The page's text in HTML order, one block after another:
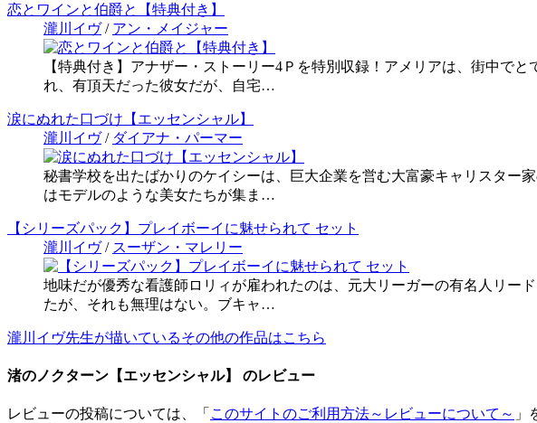
恋とワインと伯爵と【特典付き】
瀧川イヴ/ アン・メイジャー
【特典付き】アナザー・ストーリー4Ｐを特別収録！アメリアは、街中で
れ、有頂天だった彼女だが、自宅…
涙にぬれた口づけ【エッセンシャル】
瀧川イヴ/ ダイアナ・パーマー
秘書学校を出たばかりのケイシーは、巨大企業を営む大富豪キャリスター
はモデルのような美女たちが集ま…
【シリーズパック】プレイボーイに魅せられて セット
瀧川イヴ/ スーザン・マレリー
地味だが優秀な看護師ロリィが雇われたのは、元大リーガーの有名人リー
たが、それも無理はない。ブキャ…
瀧川イヴ先生が描いているその他の作品はこちら
渚のノクターン【エッセンシャル】 のレビュー
レビューの投稿については、「 このサイトのご利用方法～レビューについて～ 」